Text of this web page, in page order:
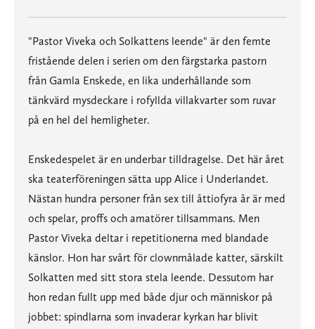
"Pastor Viveka och Solkattens leende" är den femte
fristående delen i serien om den färgstarka pastorn
från Gamla Enskede, en lika underhållande som
tänkvärd mysdeckare i rofyllda villakvarter som ruvar
på en hel del hemligheter.
Enskedespelet är en underbar tilldragelse. Det här året
ska teaterföreningen sätta upp Alice i Underlandet.
Nästan hundra personer från sex till åttiofyra år är med
och spelar, proffs och amatörer tillsammans. Men
Pastor Viveka deltar i repetitionerna med blandade
känslor. Hon har svårt för clownmålade katter, särskilt
Solkatten med sitt stora stela leende. Dessutom har
hon redan fullt upp med både djur och människor på
jobbet: spindlarna som invaderar kyrkan har blivit